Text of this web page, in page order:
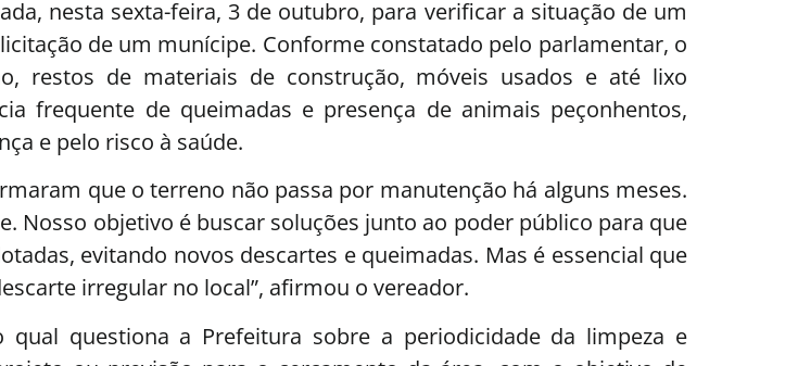
nesta sexta-feira, 3 de outubro, para verificar a situação de um
de um munícipe. Conforme constatado pelo parlamentar, o
restos de materiais de construção, móveis usados e até lixo
frequente de queimadas e presença de animais peçonhentos,
e pelo risco à saúde.
que o terreno não passa por manutenção há alguns meses.
Nosso objetivo é buscar soluções junto ao poder público para que
evitando novos descartes e queimadas. Mas é essencial que
irregular no local”, afirmou o vereador.
qual questiona a Prefeitura sobre a periodicidade da limpeza e